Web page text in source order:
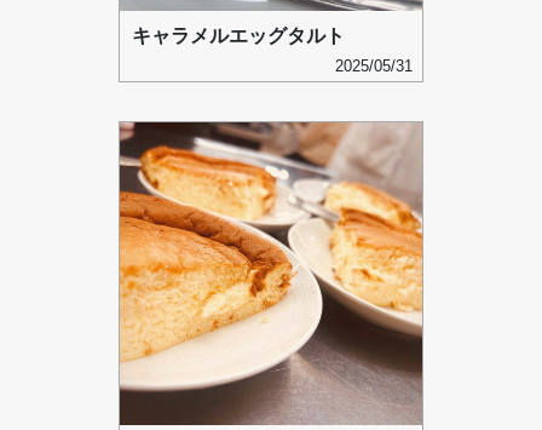
キャラメルエッグタルト
2025/05/31